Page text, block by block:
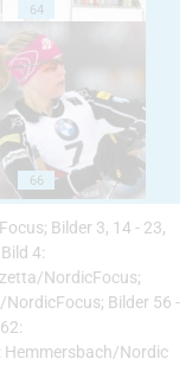
64
66
Bilder 3, 14 - 23,
4:
NordicFocus;
NordicFocus; Bilder 56 -
Nordic